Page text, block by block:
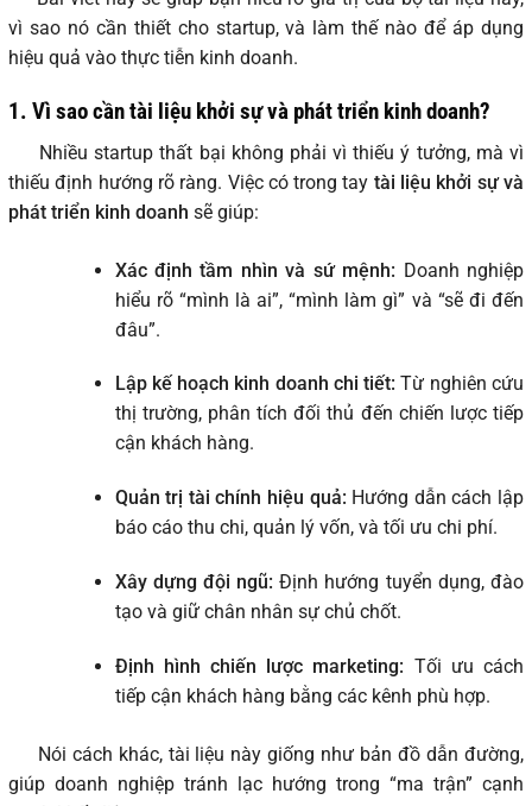
vì sao nó cần thiết cho startup, và làm thế nào để áp dụng
hiệu quả vào thực tiễn kinh doanh.
1. Vì sao cần tài liệu khởi sự và phát triển kinh doanh?
Nhiều startup thất bại không phải vì thiếu ý tưởng, mà vì
thiếu định hướng rõ ràng. Việc có trong tay tài liệu khởi sự và
phát triển kinh doanh sẽ giúp:
Xác định tầm nhìn và sứ mệnh: Doanh nghiệp
hiểu rõ “mình là ai”, “mình làm gì” và “sẽ đi đến
đâu”.
Lập kế hoạch kinh doanh chi tiết: Từ nghiên cứu
thị trường, phân tích đối thủ đến chiến lược tiếp
cận khách hàng.
Quản trị tài chính hiệu quả: Hướng dẫn cách lập
báo cáo thu chi, quản lý vốn, và tối ưu chi phí.
Xây dựng đội ngũ: Định hướng tuyển dụng, đào
tạo và giữ chân nhân sự chủ chốt.
Định hình chiến lược marketing: Tối ưu cách
tiếp cận khách hàng bằng các kênh phù hợp.
Nói cách khác, tài liệu này giống như bản đồ dẫn đường,
giúp doanh nghiệp tránh lạc hướng trong “ma trận” cạnh